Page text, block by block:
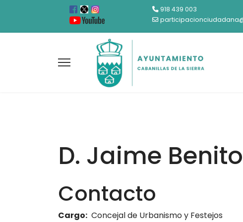
918 439 003
D. Jaime
Contacto
Cargo: Concejal de Urbanismo y Festejos